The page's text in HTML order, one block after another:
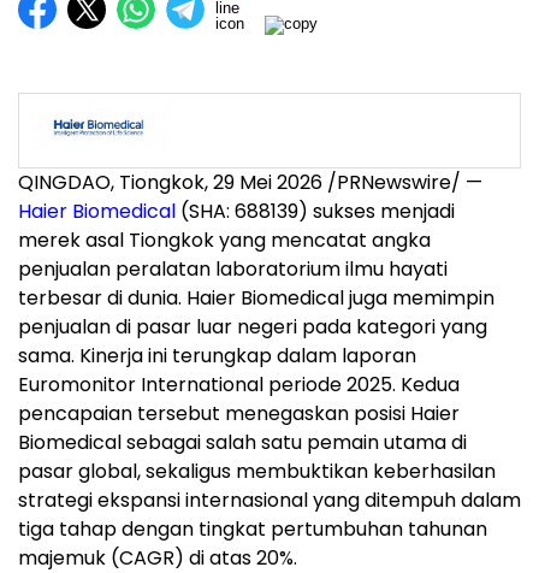
QINGDAO, Tiongkok, 29 Mei 2026 /PRNewswire/ —
Haier Biomedical (SHA: 688139) sukses menjadi
merek asal Tiongkok yang mencatat angka
penjualan peralatan laboratorium ilmu hayati
terbesar di dunia. Haier Biomedical juga memimpin
penjualan di pasar luar negeri pada kategori yang
sama. Kinerja ini terungkap dalam laporan
Euromonitor International periode 2025. Kedua
pencapaian tersebut menegaskan posisi Haier
Biomedical sebagai salah satu pemain utama di
pasar global, sekaligus membuktikan keberhasilan
strategi ekspansi internasional yang ditempuh dalam
tiga tahap dengan tingkat pertumbuhan tahunan
majemuk (CAGR) di atas 20%.